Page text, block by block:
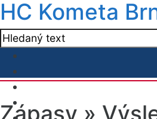
HC Kometa
Zápasy »